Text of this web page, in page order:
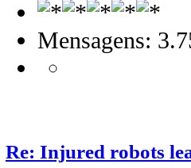
Mensagens:
Re: Injured robots